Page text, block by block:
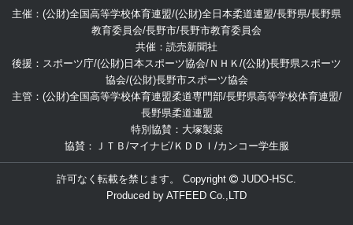
主催：(公財)全国高等学校体育連盟/(公財)全日本柔道連盟/長野県/長野県
教育委員会/長野市/長野市教育委員会
共催：読売新聞社
後援：スポーツ庁/(公財)日本スポーツ協会/ＮＨＫ/(公財)長野県スポーツ
協会/(公財)長野市スポーツ協会
主管：(公財)全国高等学校体育連盟柔道専門部/長野県高等学校体育連盟/
長野県柔道連盟
特別協賛：大塚製薬
協賛：ＪＴＢ/マイナビ/ＫＤＤＩ/カンコー学生服
許可なく転載を禁じます。 Copyright
JUDO-HSC.
Produced by ATFEED Co.,LTD